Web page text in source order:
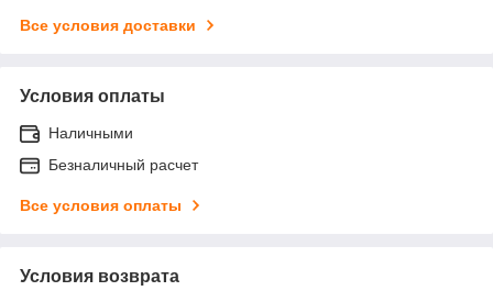
Все условия доставки
Условия оплаты
Наличными
Безналичный расчет
Все условия оплаты
Условия возврата